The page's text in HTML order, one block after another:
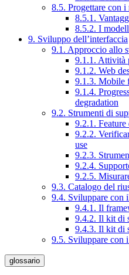
8.5. Progettare con
8.5.1.
8.5.2. I
9. Sviluppo dell’interfaccia
9.1. Approccio allo
9.1.1. Attività
9.1.2. Web
9.1.3. Mobile
9.1.4.
degradation
9.2. Strumenti di
9.2.1. Feature
9.2.2.
use
9.2.3.
9.2.4.
9.2.5.
9.3. Catalogo del
9.4. Sviluppare con
9.4.1. Il
9.4.2. Il kit di
9.4.3. Il kit di
9.5. Sviluppare con
glossario